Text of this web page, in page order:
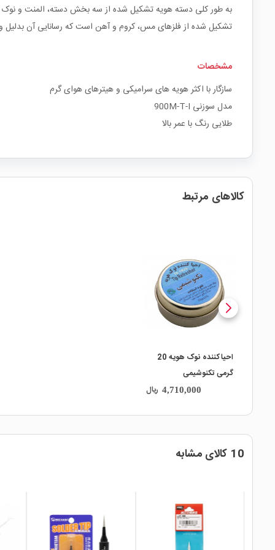
به طور کلی دسته هویه تشکیل شده از سه بخش دسته، المنت و نوک
تشکیل شده از فلزهای مس، کروم و آهن است که رسانایی آن
مشخصات
سازگار با اکثر هویه های سرامیکی و هیترهای هوای گرم
مدل سوزنی 900M-T-I
طلایی رنگ با عمر بالا
کالاهای مرتبط
احیاکننده نوک هویه 20
گرمی تکنوشیمی
4,710,000 ریال
10 کالای مشابه